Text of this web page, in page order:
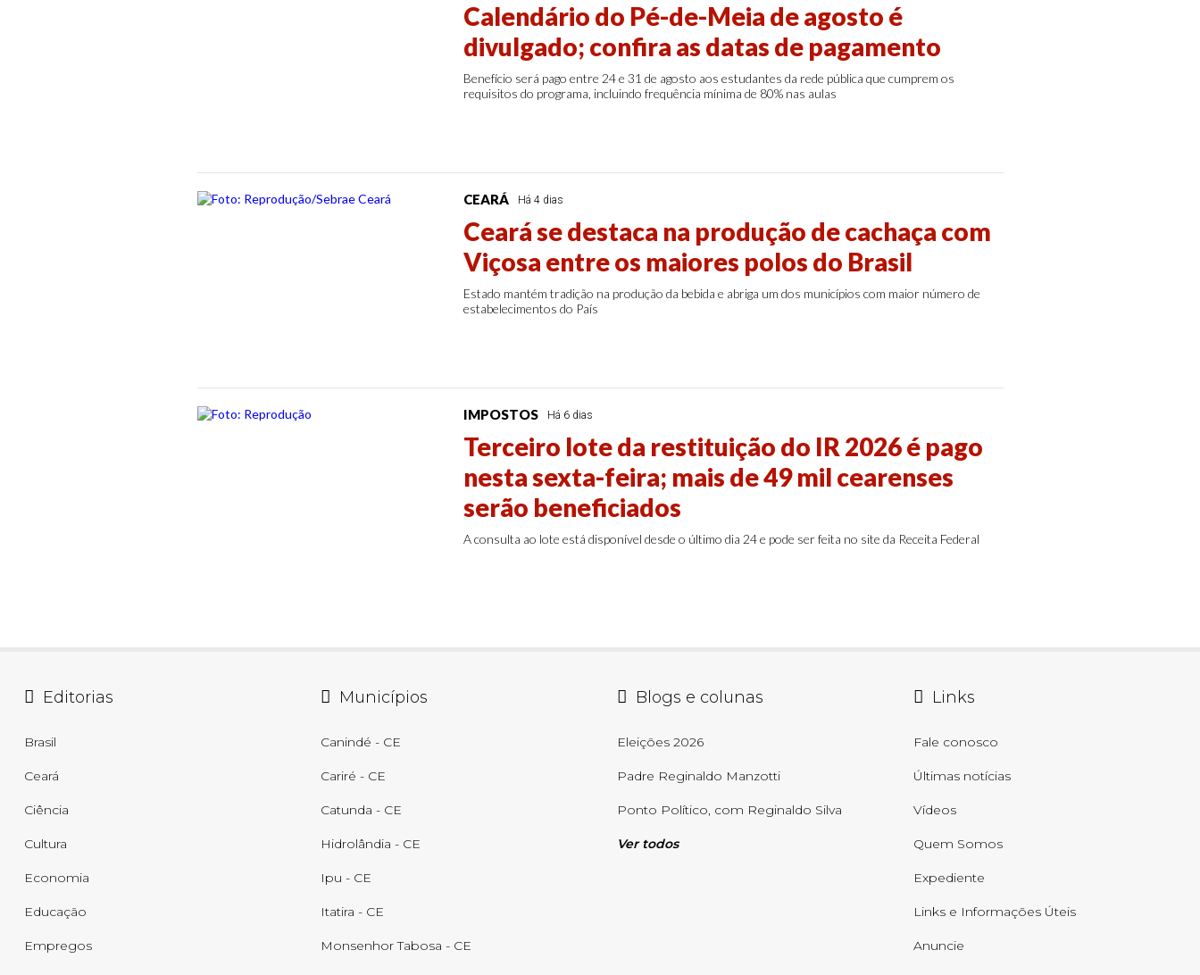
Calendário do Pé-de-Meia de agosto é
divulgado; confira as datas de pagamento
Benefício será pago entre 24 e 31 de agosto aos estudantes da rede pública que cumprem os
requisitos do programa, incluindo frequência mínima de 80% nas aulas
CEARÁ Há 4 dias
Ceará se destaca na produção de cachaça com
Viçosa entre os maiores polos do Brasil
Estado mantém tradição na produção da bebida e abriga um dos municípios com maior número de
estabelecimentos do País
IMPOSTOS Há 6 dias
Terceiro lote da restituição do IR 2026 é pago
nesta sexta-feira; mais de 49 mil cearenses
serão beneficiados
A consulta ao lote está disponível desde o último dia 24 e pode ser feita no site da Receita Federal
Editorias
Brasil
Ceará
Ciência
Cultura
Economia
Educação
Empregos
Municípios
Canindé - CE
Cariré - CE
Catunda - CE
Hidrolândia - CE
Ipu - CE
Itatira - CE
Monsenhor Tabosa - CE
Blogs e colunas
Eleições 2026
Padre Reginaldo Manzotti
Ponto Político, com Reginaldo Silva
Ver todos
Links
Fale conosco
Últimas notícias
Vídeos
Quem Somos
Expediente
Links e Informações Úteis
Anuncie